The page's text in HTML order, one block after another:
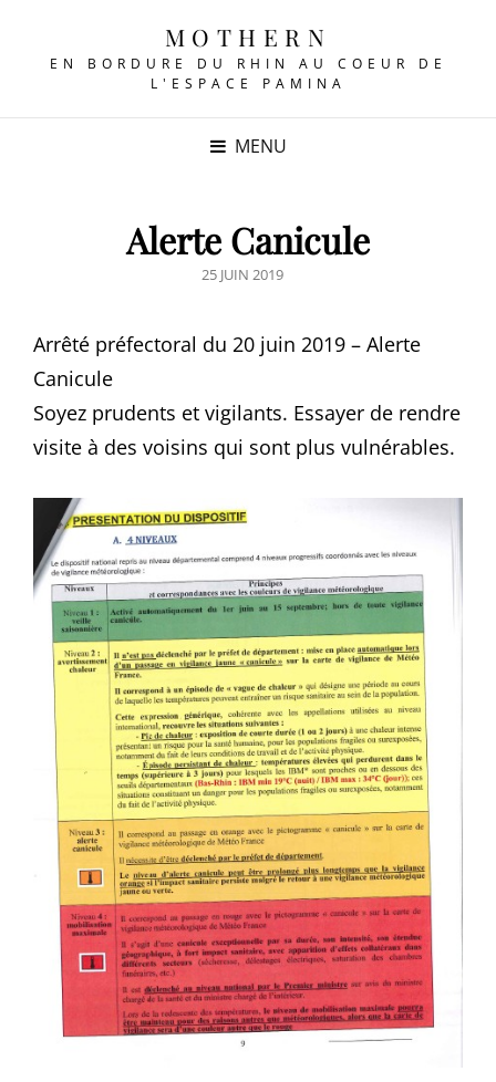
MOTHERN
EN BORDURE DU RHIN AU COEUR DE
L'ESPACE PAMINA
MENU
Alerte Canicule
POSTED
25 JUIN 2019
Arrêté préfectoral du 20 juin 2019 – Alerte
Canicule
Soyez prudents et vigilants. Essayer de rendre
visite à des voisins qui sont plus vulnérables.